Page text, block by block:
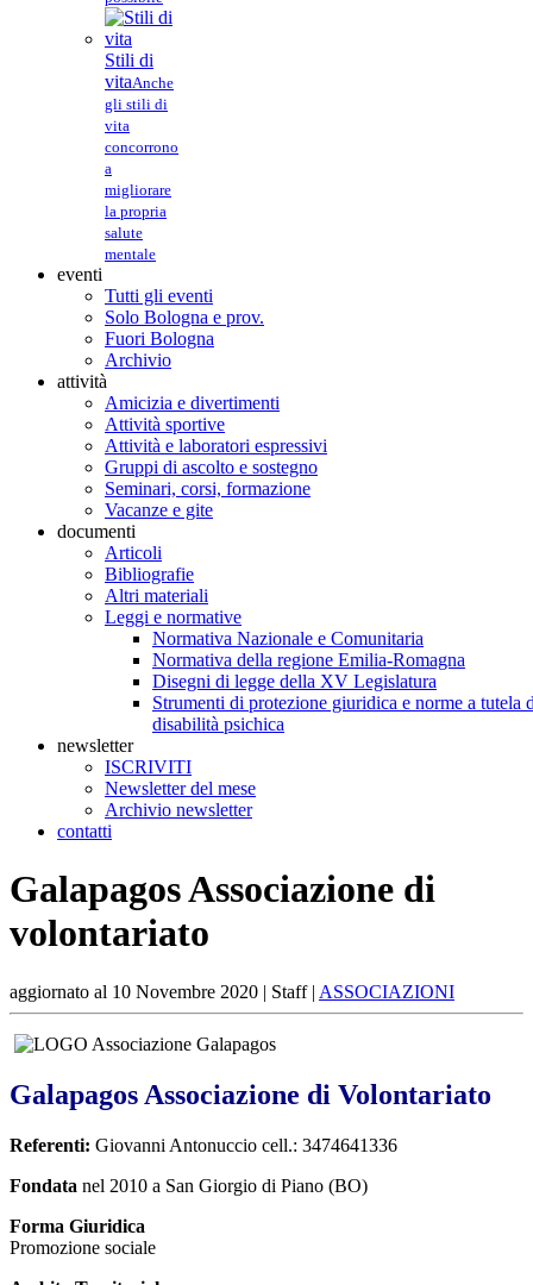
Stili di
vitaAnche
gli stili di
vita
concorrono
a
migliorare
la propria
salute
mentale
eventi
Tutti gli eventi
Solo Bologna e prov.
Fuori Bologna
Archivio
attività
Amicizia e divertimenti
Attività sportive
Attività e laboratori espressivi
Gruppi di ascolto e sostegno
Seminari, corsi, formazione
Vacanze e gite
documenti
Articoli
Bibliografie
Altri materiali
Leggi e normative
Normativa Nazionale e Comunitaria
Normativa della regione Emilia-Romagna
Disegni di legge della XV Legislatura
Strumenti di protezione giuridica e norme a tutela
disabilità psichica
newsletter
ISCRIVITI
Newsletter del mese
Archivio newsletter
contatti
Galapagos Associazione di
volontariato
aggiornato al 10 Novembre 2020 | Staff | ASSOCIAZIONI
Galapagos Associazione di Volontariato
Referenti: Giovanni Antonuccio cell.: 3474641336
Fondata nel 2010 a San Giorgio di Piano (BO)
Forma Giuridica
Promozione sociale